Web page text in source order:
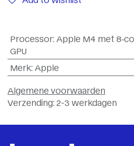
Processor: Apple M4 met
GPU
Merk: Apple
Algemene voorwaarden
Verzending: 2-3 werkdagen